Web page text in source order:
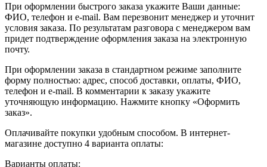
При оформлении быстрого заказа укажите Ваши данные:
ФИО, телефон и e-mail. Вам перезвонит менеджер и уточнит
условия заказа. По результатам разговора с менеджером вам
придет подтверждение оформления заказа на электронную
почту.
При оформлении заказа в стандартном режиме заполните
форму полностью: адрес, способ доставки, оплаты, ФИО,
телефон и e-mail. В комментарии к заказу укажите
уточняющую информацию. Нажмите кнопку «Оформить
заказ».
Оплачивайте покупки удобным способом. В интернет-
магазине доступно 4 варианта оплаты:
Варианты оплаты: